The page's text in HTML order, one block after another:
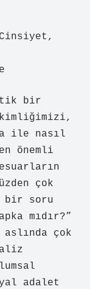
bir
ile nasıl
önemli
çok
bir soru
mıdır?”
çok
adalet